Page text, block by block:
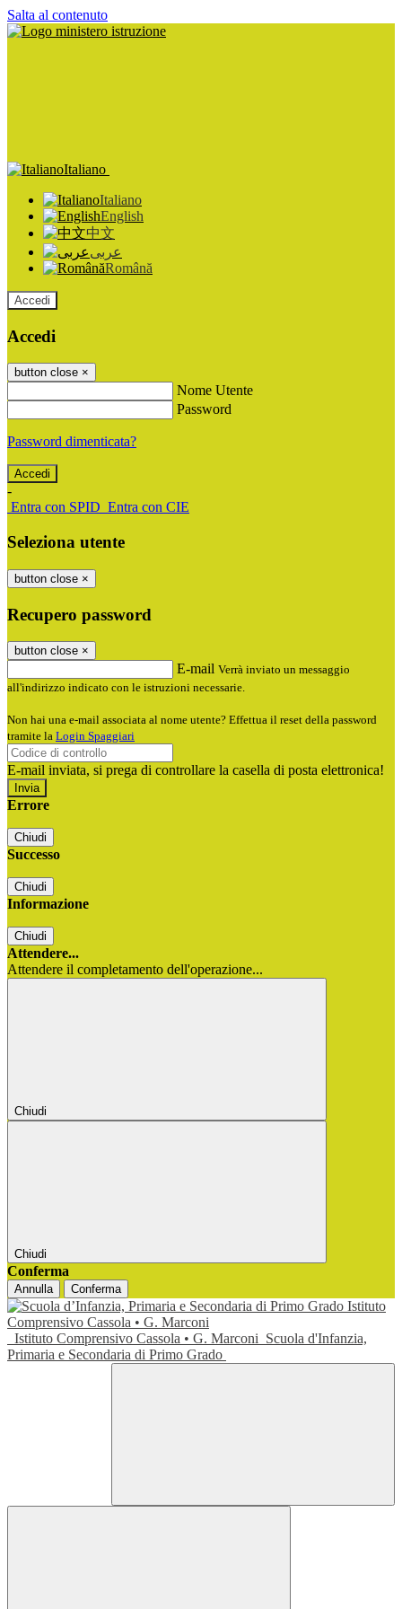
Salta al contenuto
Italiano
Italiano
English
中文
عربى
Română
Accedi
Accedi
button close ×
Nome Utente
Password
Password dimenticata?
-
Entra con SPID Entra con CIE
Seleziona utente
button close ×
Recupero password
button close ×
E-mail Verrà inviato un messaggio
all'indirizzo indicato con le istruzioni necessarie.
Non hai una e-mail associata al nome utente? Effettua il reset della password
tramite la Login Spaggiari
E-mail inviata, si prega di controllare la casella di posta elettronica!
Errore
Chiudi
Successo
Chiudi
Informazione
Chiudi
Attendere...
Attendere il completamento dell'operazione...
Chiudi
Chiudi
Conferma
Annulla Conferma
Istituto Comprensivo Cassola • G. Marconi Scuola d'Infanzia,
Primaria e Secondaria di Primo Grado